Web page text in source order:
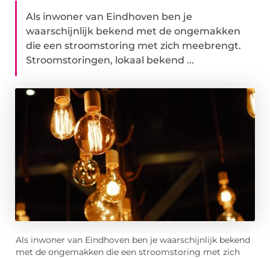
Als inwoner van Eindhoven ben je
waarschijnlijk bekend met de ongemakken
die een stroomstoring met zich meebrengt.
Stroomstoringen, lokaal bekend ...
Als inwoner van Eindhoven ben je waarschijnlijk bekend
met de ongemakken die een stroomstoring met zich